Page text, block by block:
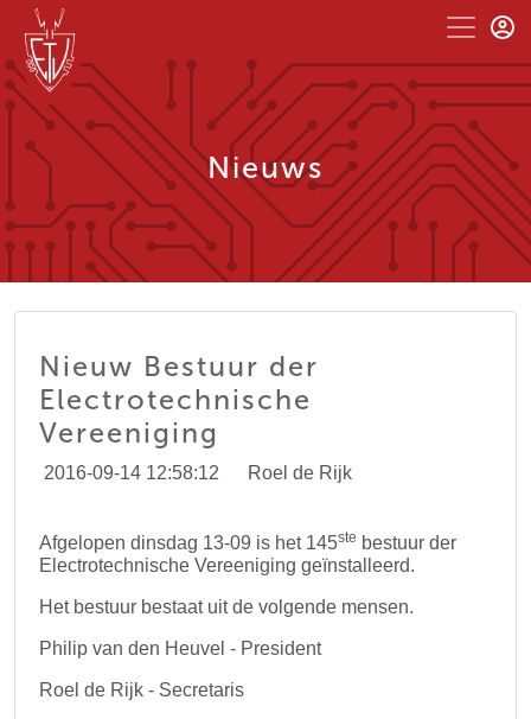
Nieuws
Nieuw Bestuur der
Electrotechnische
Vereeniging
2016-09-14 12:58:12 Roel de Rijk
Afgelopen dinsdag 13-09 is het 145ste bestuur der
Electrotechnische Vereeniging geïnstalleerd.
Het bestuur bestaat uit de volgende mensen.
Philip van den Heuvel - President
Roel de Rijk - Secretaris